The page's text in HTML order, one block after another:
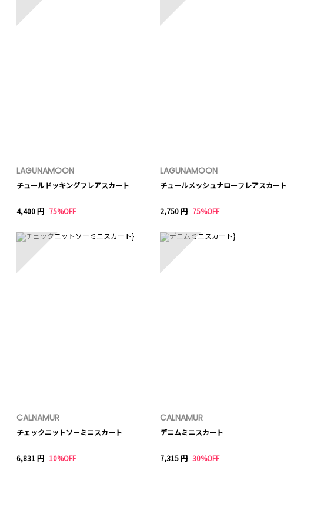
LAGUNAMOON
チュールドッキングフレアスカート
4,400 円 75%OFF
LAGUNAMOON
チュールメッシュナローフレアスカート
2,750 円 75%OFF
CALNAMUR
チェックニットソーミニスカート
6,831 円 10%OFF
CALNAMUR
デニムミニスカート
7,315 円 30%OFF